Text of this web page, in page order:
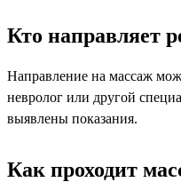
Кто направляет
Направление на массаж
невролог или другой
выявлены показания.
Как проходит